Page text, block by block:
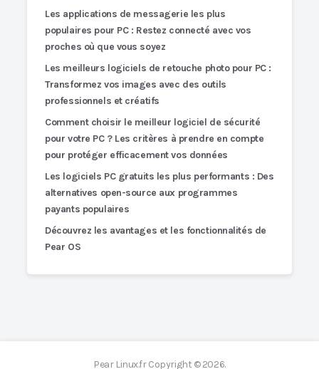
Les applications de messagerie les plus
populaires pour PC : Restez connecté avec vos
proches où que vous soyez
Les meilleurs logiciels de retouche photo pour PC :
Transformez vos images avec des outils
professionnels et créatifs
Comment choisir le meilleur logiciel de sécurité
pour votre PC ? Les critères à prendre en compte
pour protéger efficacement vos données
Les logiciels PC gratuits les plus performants : Des
alternatives open-source aux programmes
payants populaires
Découvrez les avantages et les fonctionnalités de
Pear OS
Pear Linux.frCopyright © 2026.